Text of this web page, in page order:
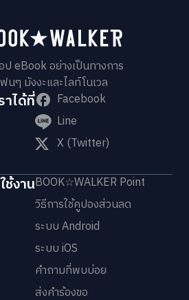
ป eBook อย่างเป็นทางการ
นๆ มังงะและไลท์โนเวล
าได้ที่
Facebook
Line
X (Twitter)
ช้งานBOOK☆WALKER Point
วิธีการใช้คูปองส่วนลด
ระบบ Android
ระบบ iOS
คำถามที่พบบ่อย
ส่งคำร้องขอ